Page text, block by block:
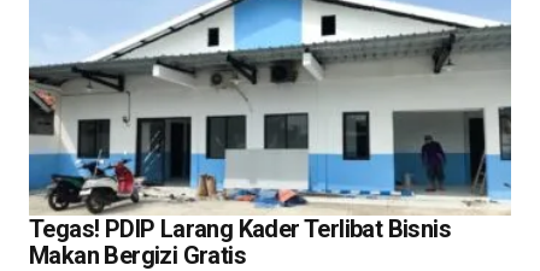
Tegas! PDIP Larang Kader Terlibat Bisnis
Makan Bergizi Gratis